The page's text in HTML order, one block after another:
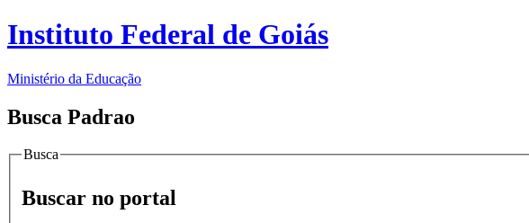
Instituto Federal de Goiás
Ministério da Educação
Busca Padrao
Busca
Buscar no portal